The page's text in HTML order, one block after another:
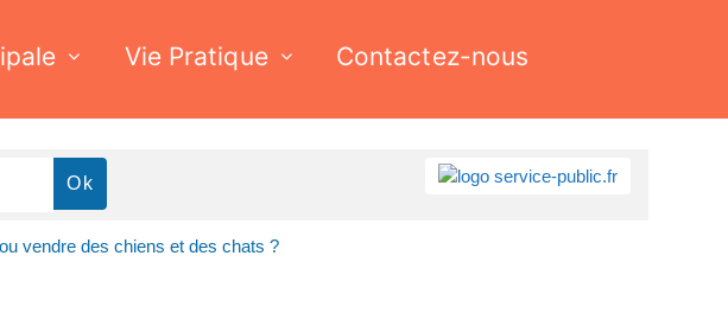
Vie Pratique Contactez-nous
vendre des chiens et des chats ?